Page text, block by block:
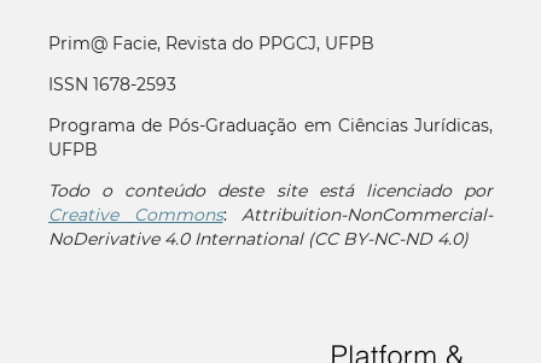
Prim@ Facie, Revista do PPGCJ, UFPB
ISSN 1678-2593
Programa de Pós-Graduação em Ciências Jurídicas,
UFPB
Todo o conteúdo deste site está licenciado por
Creative Commons:Attribuition-NonCommercial-
NoDerivative 4.0 International (CC BY-NC-ND 4.0)